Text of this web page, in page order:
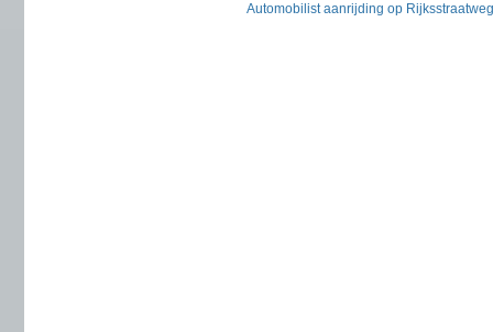
Automobilist aanrijding op